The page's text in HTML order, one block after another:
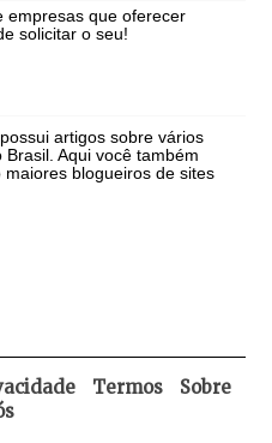
empresas que oferecer
solicitar o seu!
artigos sobre vários
Aqui você também
blogueiros de sites
Termos
Sobre